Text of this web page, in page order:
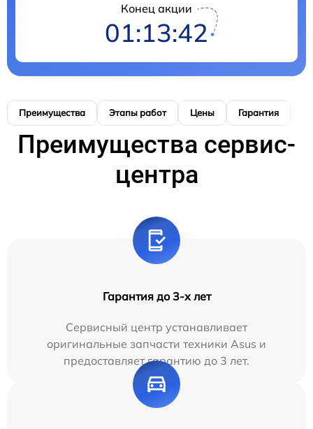
Конец акции
01:13:41
Преимущества Этапы работ Цены Гарантия
Преимущества сервис-
центра
Гарантия до 3-х лет
Сервисный центр устанавливает
оригинальные запчасти техники Asus и
предоставляет гарантию до 3 лет.